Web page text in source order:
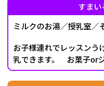
すま
ミルクのお湯／授乳室／
お子様連れでレッスンう
乳できます。 お菓子or